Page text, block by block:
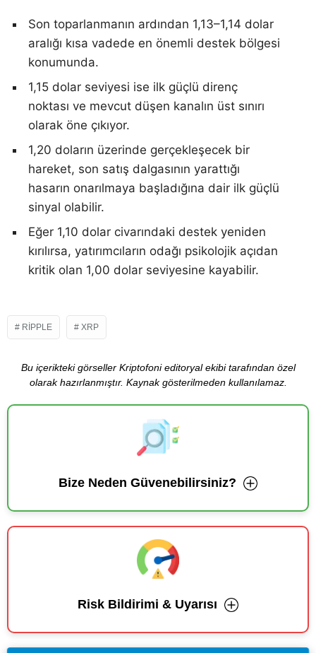
Son toparlanmanın ardından 1,13–1,14 dolar
aralığı kısa vadede en önemli destek bölgesi
konumunda.
1,15 dolar seviyesi ise ilk güçlü direnç
noktası ve mevcut düşen kanalın üst sınırı
olarak öne çıkıyor.
1,20 doların üzerinde gerçekleşecek bir
hareket, son satış dalgasının yarattığı
hasarın onarılmaya başladığına dair ilk güçlü
sinyal olabilir.
Eğer 1,10 dolar civarındaki destek yeniden
kırılırsa, yatırımcıların odağı psikolojik açıdan
kritik olan 1,00 dolar seviyesine kayabilir.
RIPPLE XRP
Bu içerikteki görseller Kriptofoni editoryal ekibi tarafından özel
olarak hazırlanmıştır. Kaynak gösterilmeden kullanılamaz.
Bize Neden Güvenebilirsiniz?
Risk Bildirimi & Uyarısı